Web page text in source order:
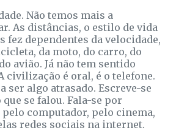
Não temos mais a
As distâncias, o estilo de vida
fez dependentes da velocidade,
da moto, do carro, do
avião. Já não tem sentido
civilização é oral, é o telefone.
ser algo atrasado. Escreve-se
se falou. Fala-se por
computador, pelo cinema,
redes sociais na internet.